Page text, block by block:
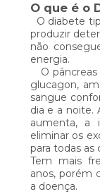
O que é o
O diabete
produzir
não
energia.
O pâncreas
glucagon,
sangue
dia e a noite.
aumenta, a
eliminar os
para todas as
Tem mais
anos, porém
a doença.